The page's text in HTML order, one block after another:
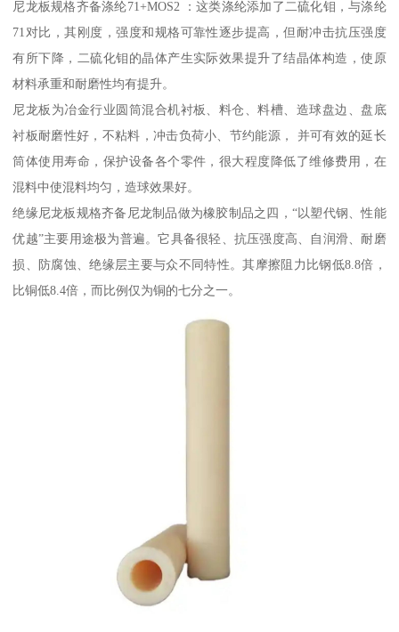
尼龙板规格齐备涤纶71+MOS2 ：这类涤纶添加了二硫化钼，与涤纶
71对比，其刚度，强度和规格可靠性逐步提高，但耐冲击抗压强度
有所下降，二硫化钼的晶体产生实际效果提升了结晶体构造，使原
材料承重和耐磨性均有提升。
尼龙板为冶金行业圆筒混合机衬板、料仓、料槽、造球盘边、盘底
衬板耐磨性好，不粘料，冲击负荷小、节约能源， 并可有效的延长
筒体使用寿命，保护设备各个零件，很大程度降低了维修费用，在
混料中使混料均匀，造球效果好。
绝缘尼龙板规格齐备尼龙制品做为橡胶制品之四，“以塑代钢、性能
优越”主要用途极为普遍。它具备很轻、抗压强度高、自润滑、耐磨
损、防腐蚀、绝缘层主要与众不同特性。其摩擦阻力比钢低8.8倍，
比铜低8.4倍，而比例仅为铜的七分之一。